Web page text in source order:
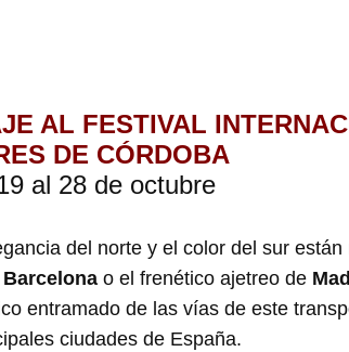
AL FESTIVAL
DE CÓRDOBA
al 28 de octubre
del norte y el color del sur
Barcelona o el frenético ajetreo de
entramado de las vías de este
ciudades de España.